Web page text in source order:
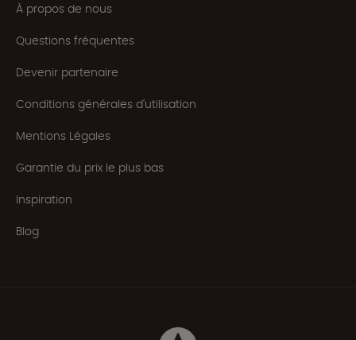
À propos de nous
Questions fréquentes
Devenir partenaire
Conditions générales d'utilisation
Mentions Légales
Garantie du prix le plus bas
Inspiration
Blog